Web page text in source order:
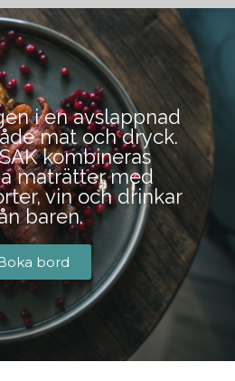
i en avslappnad
mat och dryck.
kombineras
maträtter med
vin och drinkar
baren.
bord